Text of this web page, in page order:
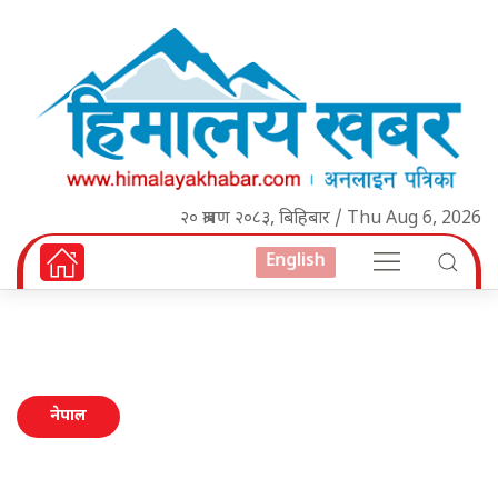
२० श्रावण २०८३, बिहिबार / Thu Aug 6, 2026
English
नेपाल